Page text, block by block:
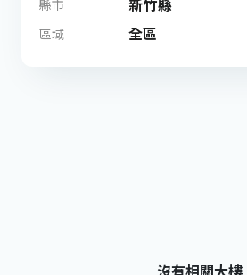
縣市
新竹縣
區域 全區